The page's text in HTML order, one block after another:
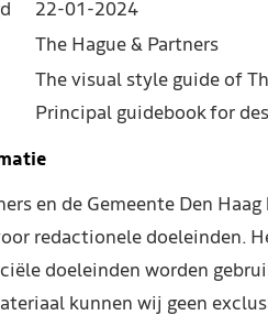
22-01-2024
The Hague & Partners
The visual style guide of
Principal guidebook for
en de Gemeente Den
redactionele doeleinden.
doeleinden worden
kunnen wij geen